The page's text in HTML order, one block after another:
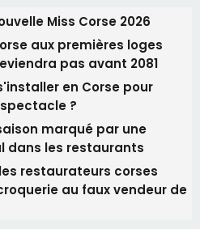
la disparition du
de Saint Exupery
Miss Corse 2026
aux premières loges
pas avant 2081